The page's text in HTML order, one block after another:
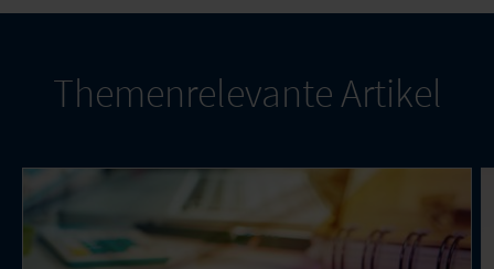
Themenrelevante Artikel